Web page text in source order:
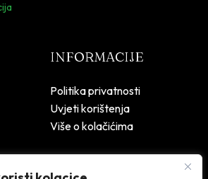
INFORMACIJE
Politika privatnosti
Uvjeti korištenja
Više o kolačićima